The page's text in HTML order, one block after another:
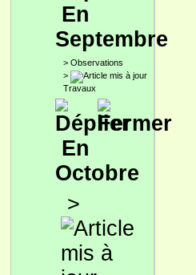
En
Septembre
> Observations
>
Travaux
En
Octobre
>